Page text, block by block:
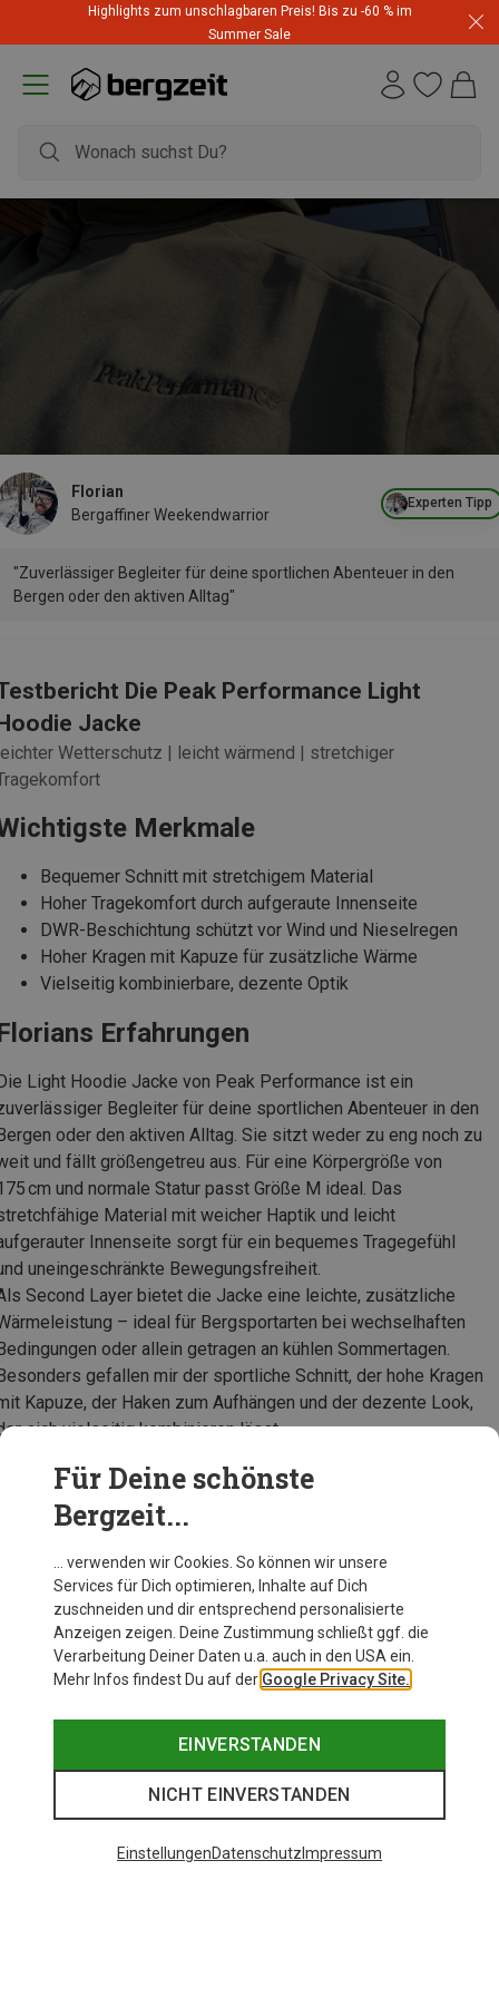
Highlights zum unschlagbaren Preis! Bis zu -60 % im
Summer Sale
Experten Tipp
Florian
Bergaffiner Weekendwarrior
"Zuverlässiger Begleiter für deine sportlichen Abenteuer in den
Bergen oder den aktiven Alltag"
Die Peak Performance Light
Jacke
Wetterschutz | leicht wärmend | stretchiger
Merkmale
Bequemer Schnitt mit stretchigem Material
Hoher Tragekomfort durch aufgeraute Innenseite
DWR-Beschichtung schützt vor Wind und Nieselregen
Hoher Kragen mit Kapuze für zusätzliche Wärme
Vielseitig kombinierbare, dezente Optik
Erfahrungen
Light Hoodie Jacke von Peak Performance ist ein
Begleiter für deine sportlichen Abenteuer in den
oder den aktiven Alltag. Sie sitzt weder zu eng noch zu
und fällt größengetreu aus. Für eine Körpergröße von
cm und normale Statur passt Größe M ideal. Das
Material mit weicher Haptik und leicht
Innenseite sorgt für ein bequemes Tragegefühl
uneingeschränkte Bewegungsfreiheit.
Second Layer bietet die Jacke eine leichte, zusätzliche
– ideal für Bergsportarten bei wechselhaften
oder allein getragen an kühlen Sommertagen.
gefallen mir der sportliche Schnitt, der hohe Kragen
Kapuze, der Haken zum Aufhängen und der dezente Look,
sich vielseitig kombinieren lässt.
Jacke
Zur Produktseite
Für Deine schönste
Bergzeit...
… verwenden wir Cookies. So können wir unsere
Services für Dich optimieren, Inhalte auf Dich
zuschneiden und dir entsprechend personalisierte
Anzeigen zeigen. Deine Zustimmung schließt ggf. die
Verarbeitung Deiner Daten u.a. auch in den USA ein.
Mehr Infos findest Du auf der Google Privacy Site.
EINVERSTANDEN
NICHT EINVERSTANDEN
EinstellungenDatenschutz Impressum